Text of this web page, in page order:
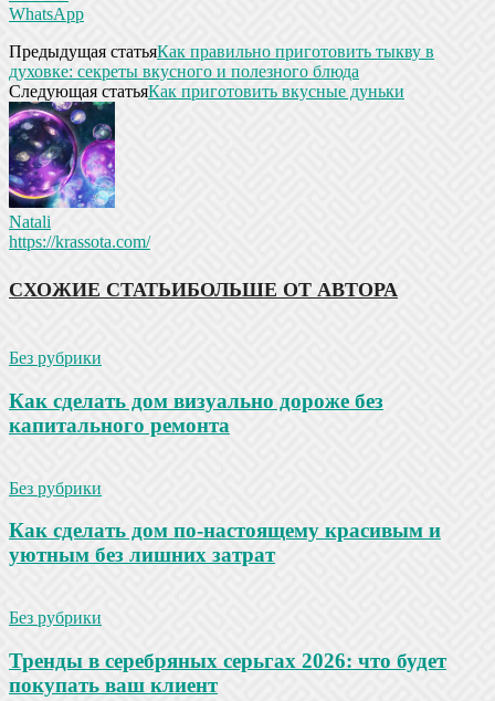
WhatsApp
Предыдущая статьяКак правильно приготовить тыкву в
духовке: секреты вкусного и полезного блюда
Следующая статьяКак приготовить вкусные дуньки
Natali
https://krassota.com/
СХОЖИЕ СТАТЬИБОЛЬШЕ ОТ АВТОРА
Без рубрики
Как сделать дом визуально дороже без
капитального ремонта
Без рубрики
Как сделать дом по-настоящему красивым и
уютным без лишних затрат
Без рубрики
Тренды в серебряных серьгах 2026: что будет
покупать ваш клиент